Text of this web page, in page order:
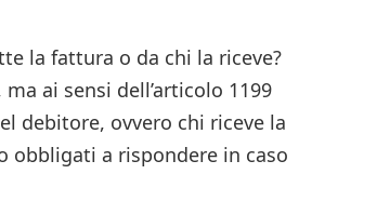
la fattura o da chi la riceve?
ai sensi dell’articolo 1199
debitore, ovvero chi riceve la
obbligati a rispondere in caso